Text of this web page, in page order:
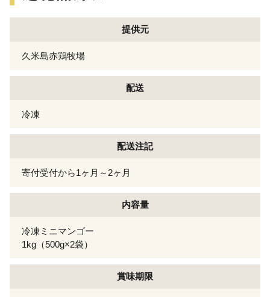
提供元
久米島赤鶏牧場
配送
冷凍
配送注記
寄付受付から1ヶ月～2ヶ月
内容量
冷凍ミニマンゴー
1kg（500g×2袋）
賞味期限